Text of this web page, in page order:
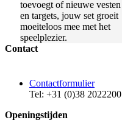
toevoegt of nieuwe vesten
en targets, jouw set groeit
moeiteloos mee met het
speelplezier.
Contact
Contactformulier
Tel: +31 (0)38 2022200
Openingstijden